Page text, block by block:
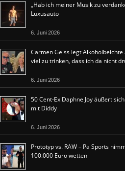
„Hab ich meiner Musik zu
Luxusauto
6. Juni 2026
Carmen Geiss legt
viel zu trinken, dass ich da nicht
6. Juni 2026
50 Cent-Ex Daphne Joy äußert
mit Diddy
6. Juni 2026
Prototyp vs. RAW – Pa Sports
100.000 Euro wetten